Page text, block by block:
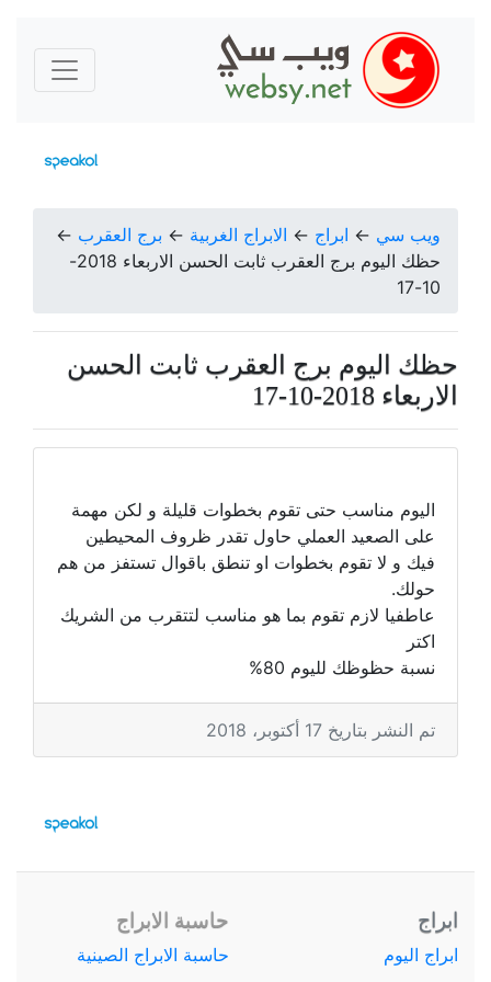
ويب سي ← ابراج ← الابراج الغربية ← برج العقرب ←
حظك اليوم برج العقرب ثابت الحسن الاربعاء 2018-
10-17
حظك اليوم برج العقرب ثابت الحسن
الاربعاء 2018-10-17
اليوم مناسب حتى تقوم بخطوات قليلة و لكن مهمة
على الصعيد العملي حاول تقدر ظروف المحيطين
فيك و لا تقوم بخطوات او تنطق باقوال تستفز من هم
حولك.
عاطفيا لازم تقوم بما هو مناسب لتتقرب من الشريك
اكتر
نسبة حظوظك لليوم 80%
تم النشر بتاريخ 17 أكتوبر، 2018
ابراج
ابراج اليوم
حاسبة الابراج
حاسبة الابراج الصينية